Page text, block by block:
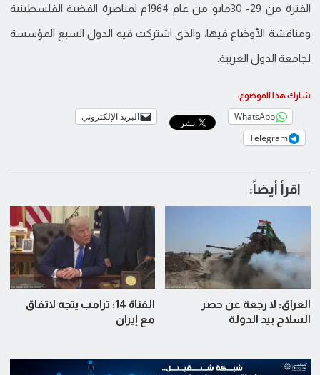
الفترة من 29- 30مايو من عام 1964م لمناصرة القضية الفلسطينية
ومناقشة الأوضاع فيها، والذي اشتركت فيه الدول السبع المؤسسة
لجامعة الدول العربية.
شارك هذا الموضوع:
WhatsApp
البريد الإلكتروني
Telegram
اقرأ أيضاً:
العراق: لا رجعة عن حصر
السلاح بيد الدولة
القناة 14: ترامب يتجه لاتفاق
مع إيران